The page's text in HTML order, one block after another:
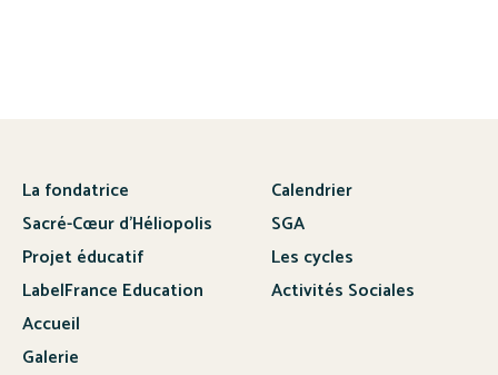
La fondatrice
Sacré-Cœur d’Héliopolis
Projet éducatif
LabelFrance Education
Calendrier
SGA
Les cycles
Activités Sociales
Accueil
Galerie